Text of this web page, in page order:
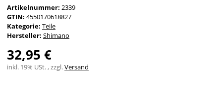
Artikelnummer: 2339
GTIN: 4550170618827
Kategorie: Teile
Hersteller: Shimano
32,95 €
inkl. 19% USt. , zzgl.Versand